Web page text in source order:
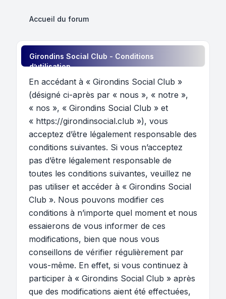
Accueil du forum
Girondins Social Club - Conditions
d’utilisation
En accédant à « Girondins Social Club »
(désigné ci-après par « nous », « notre »,
« nos », « Girondins Social Club » et
« https://girondinsocial.club »), vous
acceptez d’être légalement responsable des
conditions suivantes. Si vous n’acceptez
pas d’être légalement responsable de
toutes les conditions suivantes, veuillez ne
pas utiliser et accéder à « Girondins Social
Club ». Nous pouvons modifier ces
conditions à n’importe quel moment et nous
essaierons de vous informer de ces
modifications, bien que nous vous
conseillons de vérifier régulièrement par
vous-même. En effet, si vous continuez à
participer à « Girondins Social Club » après
que des modifications aient été effectuées,